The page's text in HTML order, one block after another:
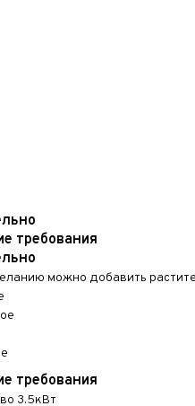
требования
можно добавить
требования
3.5кВт